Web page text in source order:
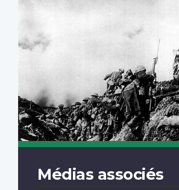
Médias associés